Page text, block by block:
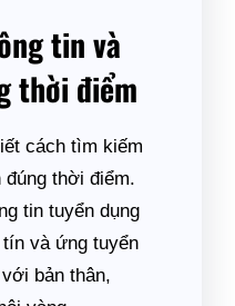
tin và
thời điểm
cách tìm kiếm
thời điểm.
tin tuyển dụng
và ứng tuyển
bản thân,